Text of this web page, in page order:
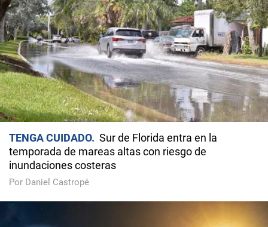
TENGA CUIDADO
Sur de Florida entra en la
temporada de mareas altas con riesgo de
inundaciones costeras
Por Daniel Castropé